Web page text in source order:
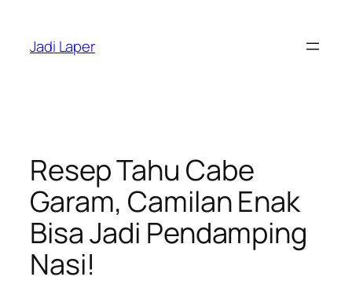
content
Jadi Laper
Resep Tahu Cabe
Garam, Camilan Enak
Bisa Jadi Pendamping
Nasi!